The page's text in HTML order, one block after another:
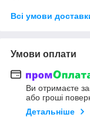
Всі умови
Умови оплати
Ви отримаєте
або гроші
Детальніше